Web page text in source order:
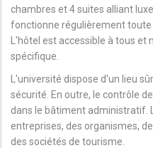
chambres et 4 suites alliant
fonctionne régulièrement toute
L'hôtel est accessible à tous et
spécifique.
L'université dispose d'un lieu
sécurité. En outre, le contrôle
dans le bâtiment administratif.
entreprises, des organismes,
des sociétés de tourisme.